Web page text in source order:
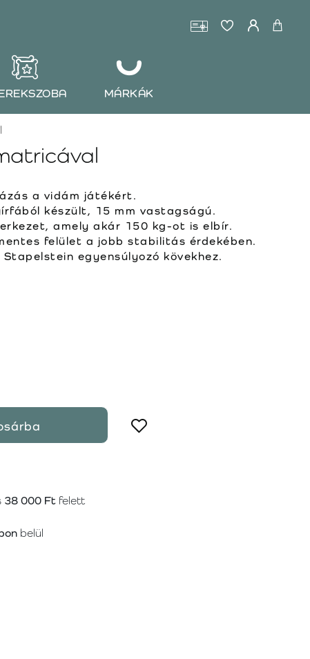
MÁRKÁK
a vidám játékért.
készült, 15 mm vastagságú.
amely akár 150 kg-ot is elbír.
felület a jobb stabilitás érdekében.
egyensúlyozó kövekhez.
38 000 Ft felett
belül